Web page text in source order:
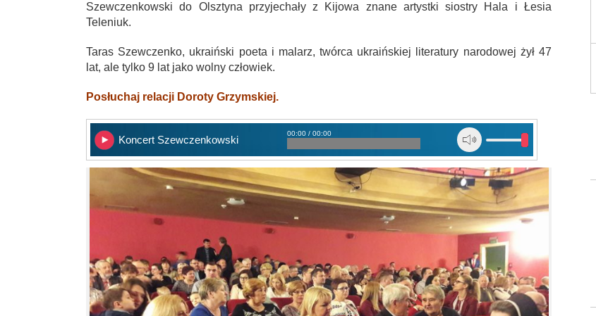
Szewczenkowski do Olsztyna przyjechały z Kijowa znane artystki siostry Hala i Łesia
Teleniuk.
Taras Szewczenko, ukraiński poeta i malarz, twórca ukraińskiej literatury narodowej żył 47
lat, ale tylko 9 lat jako wolny człowiek.
Posłuchaj relacji Doroty Grzymskiej.
Koncert Szewczenkowski
00:00 / 00:00